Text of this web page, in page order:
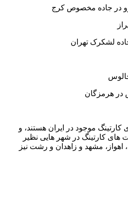
در جاده مخصوص کرج
لشکرک تهران
در هرمزگان
کارتینگ موجود در ایران هستند، و
های کارتینگ در شهر هایی نظیر
اهواز، مشهد و زاهدان و رشت نیز